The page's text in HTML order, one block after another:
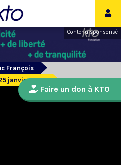
Contenu sponsorisé
François
janvier 2016
Faire un don à KTO